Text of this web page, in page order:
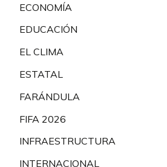
ECONOMÍA
EDUCACIÓN
EL CLIMA
ESTATAL
FARÁNDULA
FIFA 2026
INFRAESTRUCTURA
INTERNACIONAL